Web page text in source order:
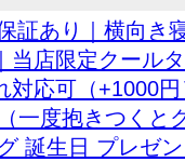
証あり｜横向き
当店限定クール
対応可（+1000
一度抱きつくと
誕生日 プレゼ